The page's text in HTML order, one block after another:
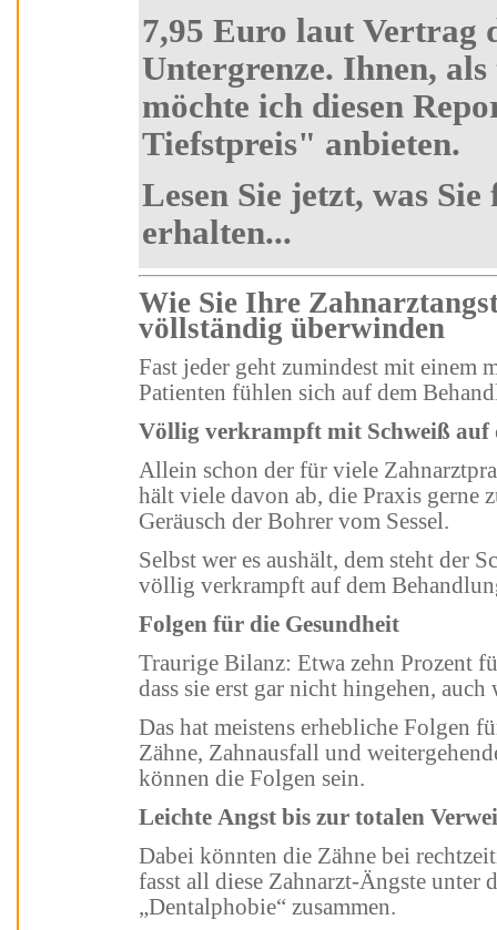
7,95 Euro laut Vertrag die absolute
Untergrenze. Ihnen, als treuen Kursteilnehmer
möchte ich diesen Report zum absoluten "Aldi-
Tiefstpreis" anbieten.
Lesen Sie jetzt, was Sie für 7,95 Euro alles
erhalten...
Wie Sie Ihre Zahnarztangst und Dentalphobie
völlständig überwinden
Fast jeder geht zumindest mit einem mulmigen Gefühl zum Zahnarzt. Viele
Patienten fühlen sich auf dem
Völlig verkrampft mit Schweiß
Allein schon der für viele Zahnarztpraxen typisch durchdringende Geruch
hält viele davon ab, die Praxis gerne zu betreten. Manche springen gar beim
Geräusch der Bohrer vom Sessel.
Selbst wer es aushält, dem steht der Schweiß oft auf der Stirn und der sitzt
völlig verkrampft auf dem
Folgen für die Gesundheit
Traurige Bilanz: Etwa zehn Prozent fürchten sich so sehr vor dem Zahnarzt,
Das hat meistens erhebliche Folgen für die Gesundheit: Karies, faulende
Zähne, Zahnausfall und weitergehende gesundheitliche Beeinträchtigungen
können die Folgen sein.
Leichte Angst bis zur totalen
Dabei könnten die Zähne bei rechtzeitiger Behandlung gerettet werden. Man
fasst all diese Zahnarzt-Ängste unter dem medizinischen Fachbegriff
„Dentalphobie“ zusammen.